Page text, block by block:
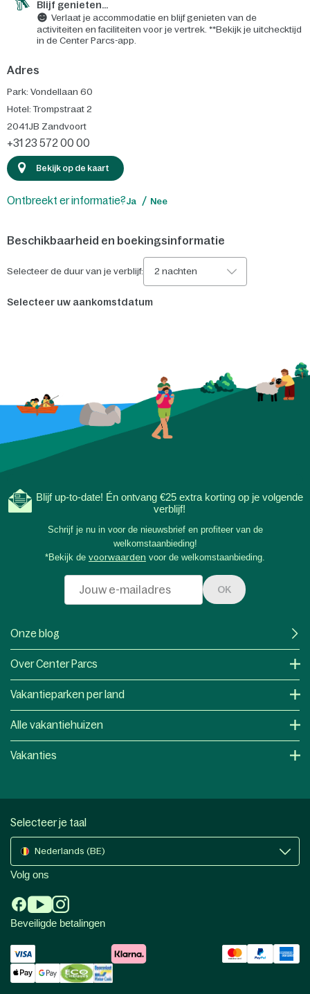
Blijf genieten...
Verlaat je accommodatie en blijf genieten van de
activiteiten en faciliteiten voor je vertrek. **Bekijk je uitchecktijd
in de Center Parcs-app.
Adres
Park: Vondellaan 60
Hotel: Trompstraat 2
2041JB Zandvoort
+31 23 572 00 00
Bekijk op de kaart
Ontbreekt er informatie?Ja Nee
Beschikbaarheid en boekingsinformatie
Selecteer de duur van je verblijf: 2 nachten
Selecteer uw aankomstdatum
Blijf up-to-date! Én ontvang €25 extra korting op je volgende
verblijf!
Schrijf je nu in voor de nieuwsbrief en profiteer van de
welkomstaanbieding!
*Bekijk de voorwaarden voor de welkomstaanbieding.
OK
Onze blog
Over Center Parcs
Vakantieparken per land
Alle vakantiehuizen
Vakanties
Selecteer je taal
Nederlands (BE)
Volg ons
Beveiligde betalingen